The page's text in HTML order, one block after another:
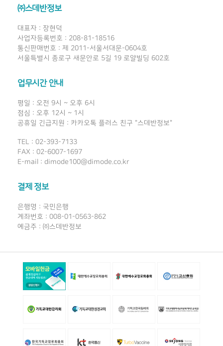
㈜스데반정보
대표자 : 장현덕
사업자등록번호 : 208-81-18516
통신판매번호 : 제 2011-서울서대문-0604호
서울특별시 종로구 새문안로 5길 19 로얄빌딩 602호
업무시간 안내
평일 : 오전 9시 ~ 오후 6시
점심 : 오후 12시 ~ 1시
공휴일 긴급지원 : 카카오톡 플러스 친구 "스데반정보"
TEL : 02-393-7133
FAX : 02-6007-1697
E-mail : dimode100@dimode.co.kr
결제 정보
은행명 : 국민은행
계좌번호 : 008-01-0563-862
예금주 : ㈜스데반정보